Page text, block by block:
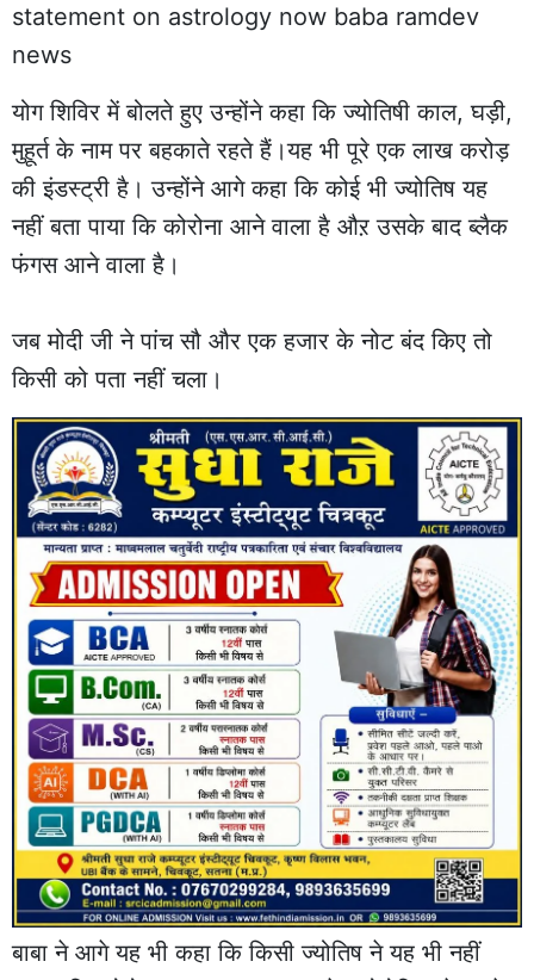
statement on astrology now baba ramdev
news
योग शिविर में बोलते हुए उन्होंने कहा कि ज्योतिषी काल, घड़ी,
मुहूर्त के नाम पर बहकाते रहते हैं।यह भी पूरे एक लाख करोड़
की इंडस्ट्री है। उन्होंने आगे कहा कि कोई भी ज्योतिष यह
नहीं बता पाया कि कोरोना आने वाला है औऱ उसके बाद ब्लैक
फंगस आने वाला है।
जब मोदी जी ने पांच सौ और एक हजार के नोट बंद किए तो
किसी को पता नहीं चला।
बाबा ने आगे यह भी कहा कि किसी ज्योतिष ने यह भी नहीं